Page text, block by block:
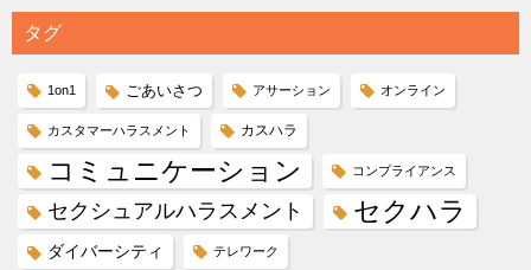
タグ
1on1 ごあいさつ アサーション オンライン
カスタマーハラスメント カスハラ
コミュニケーション コンプライアンス
セクシュアルハラスメント セクハラ
ダイバーシティ テレワーク